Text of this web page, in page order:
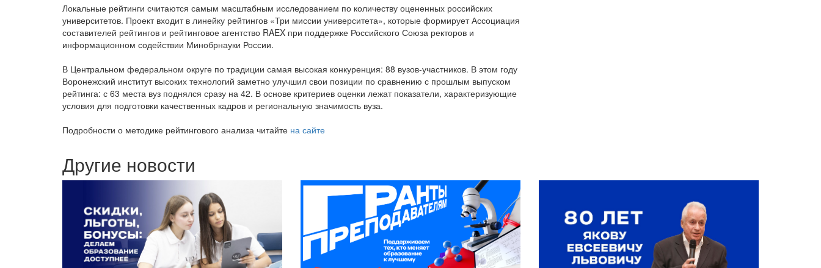
Локальные рейтинги считаются самым масштабным исследованием по количеству оцененных российских
университетов. Проект входит в линейку рейтингов «Три миссии университета», которые формирует Ассоциация
составителей рейтингов и рейтинговое агентство RAEX при поддержке Российского Союза ректоров и
информационном содействии Минобрнауки России.
В Центральном федеральном округе по традиции самая высокая конкуренция: 88 вузов-участников. В этом году
Воронежский институт высоких технологий заметно улучшил свои позиции по сравнению с прошлым выпуском
рейтинга: с 63 места вуз поднялся сразу на 42. В основе критериев оценки лежат показатели, характеризующие
условия для подготовки качественных кадров и региональную значимость вуза.
Подробности о методике рейтингового анализа читайте на сайте
Другие новости